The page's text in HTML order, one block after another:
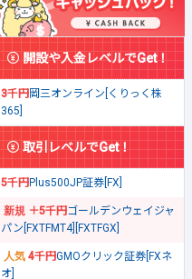
開設や入金レベルでGet！
3千円岡三オンライン[くりっく株
365]
取引レベルでGet！
5千円Plus500JP証券[FX]
＋5千円ゴールデンウェイジャ
パン[FXTFMT4][FXTFGX]
4千円GMOクリック証券[FXネ
オ]